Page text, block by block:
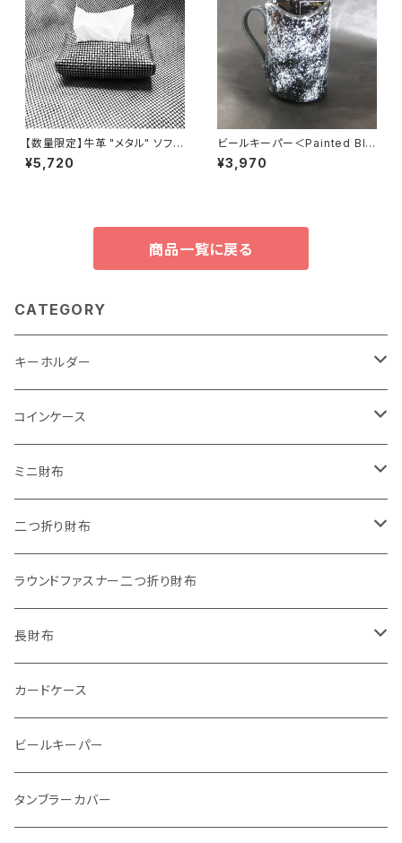
【数量限定】牛革 "メタル" ソフト
ティッシュケース（ソフトパック専
用）
¥5,720
ビールキーパー＜Painted Bla
ck＞ 蓄光石入り
¥3,970
商品一覧に戻る
CATEGORY
キーホルダー
"子供の絵"キーホルダー
"餞別"キーホルダー
"うちの子"ペットキーホルダー
コインケース
ワンタッチコインケース ブライドルレザー
ワンタッチコインケース ブッテーロ
ワンタッチコインケース 国産革
ファスナーコインケース
ミニ財布
"Jack"マイクロウォレット(三つ折り式)
"Ripper"マイクロウォレット(三つ折り式)
二つ折り財布
"Basic"アートウォレット
番外編Basicアートウォレット (インポート革版)
スキニーウォレット
ストーンウォレット
メタルウォレット
インビジブルウォレット
ラウンドファスナー二つ折り財布
長財布
折り財布
L字ファスナー
柔らか革財布
カードケース
ビールキーパー
タンブラーカバー